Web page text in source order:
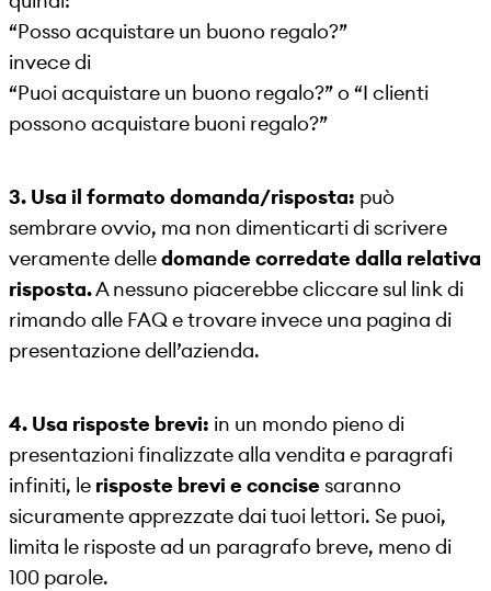
“Posso acquistare un buono regalo?”
invece di
“Puoi acquistare un buono regalo?” o “I clienti
possono acquistare buoni regalo?”
3. Usa il formato domanda/risposta: può
sembrare ovvio, ma non dimenticarti di scrivere
veramente delledomande corredate dalla relativa
risposta.A nessuno piacerebbe cliccare sul link di
rimando alle FAQ e trovare invece una pagina di
presentazione dell’azienda.
4. Usa risposte brevi: in un mondo pieno di
presentazioni finalizzate alla vendita e paragrafi
infiniti, le risposte brevi e concisesaranno
sicuramente apprezzate dai tuoi lettori. Se puoi,
limita le risposte ad un paragrafo breve, meno di
100 parole.